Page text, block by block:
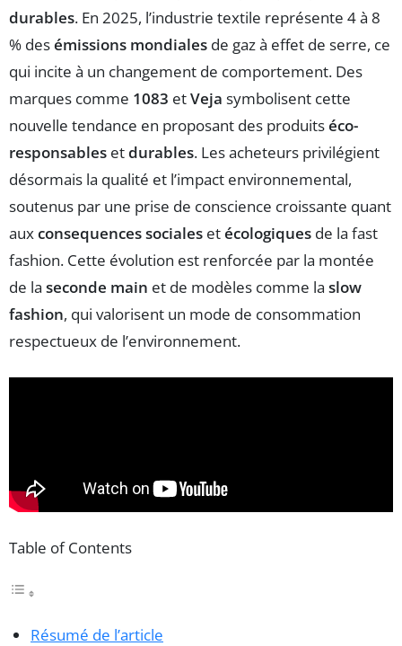
durables. En 2025, l’industrie textile représente 4 à 8
% desémissions mondiales de gaz à effet de serre, ce
qui incite à un changement de comportement. Des
marques comme 1083 etVeja symbolisent cette
nouvelle tendance en proposant des produitséco-
responsables etdurables. Les acheteurs privilégient
désormais la qualité et l’impact environnemental,
soutenus par une prise de conscience croissante quant
auxconsequences sociales etécologiques de la fast
fashion. Cette évolution est renforcée par la montée
de la seconde main et de modèles comme la slow
fashion, qui valorisent un mode de consommation
respectueux de l’environnement.
Table of Contents
Résumé de l’article